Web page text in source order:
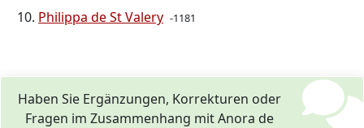
Philippa de St Valery -1181
Haben Sie Ergänzungen, Korrekturen oder
Fragen im Zusammenhang mit Anora de